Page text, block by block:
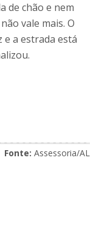
de chão e nem
vale mais. O
a estrada está
Fonte: Assessoria/AL